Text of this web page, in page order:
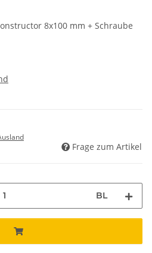
8x100 mm + Schraube
Frage zum Artikel
BL